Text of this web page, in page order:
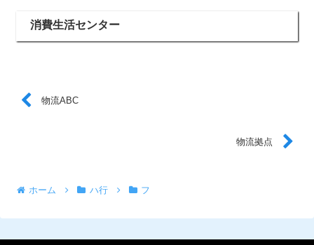
消費生活センター
物流ABC
物流拠点
ホーム ハ行 フ